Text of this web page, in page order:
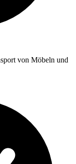
von Möbeln und